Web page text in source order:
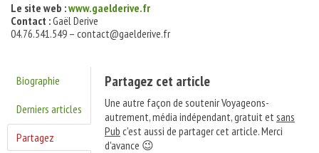
Le site web :www.gaelderive.fr
Contact :Gaël Derive
04.76.541.549 – contact@gaelderive.fr
Biographie
Derniers articles
Partagez
Partagez cet article
Une autre façon de soutenir Voyageons-
autrement, média indépendant, gratuit etsans
Pub c'est aussi de partager cet article. Merci
d'avance 😉